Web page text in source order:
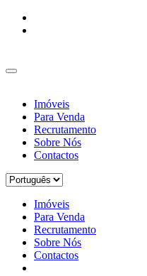
Imóveis
Para Venda
Recrutamento
Sobre Nós
Contactos
Imóveis
Para Venda
Recrutamento
Sobre Nós
Contactos